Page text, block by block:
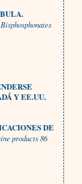
Y EE.UU.
DE
products 86